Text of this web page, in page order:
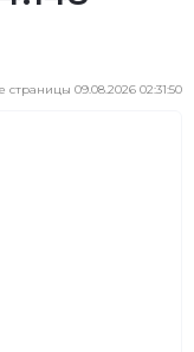
09.08.2026 02:31:50